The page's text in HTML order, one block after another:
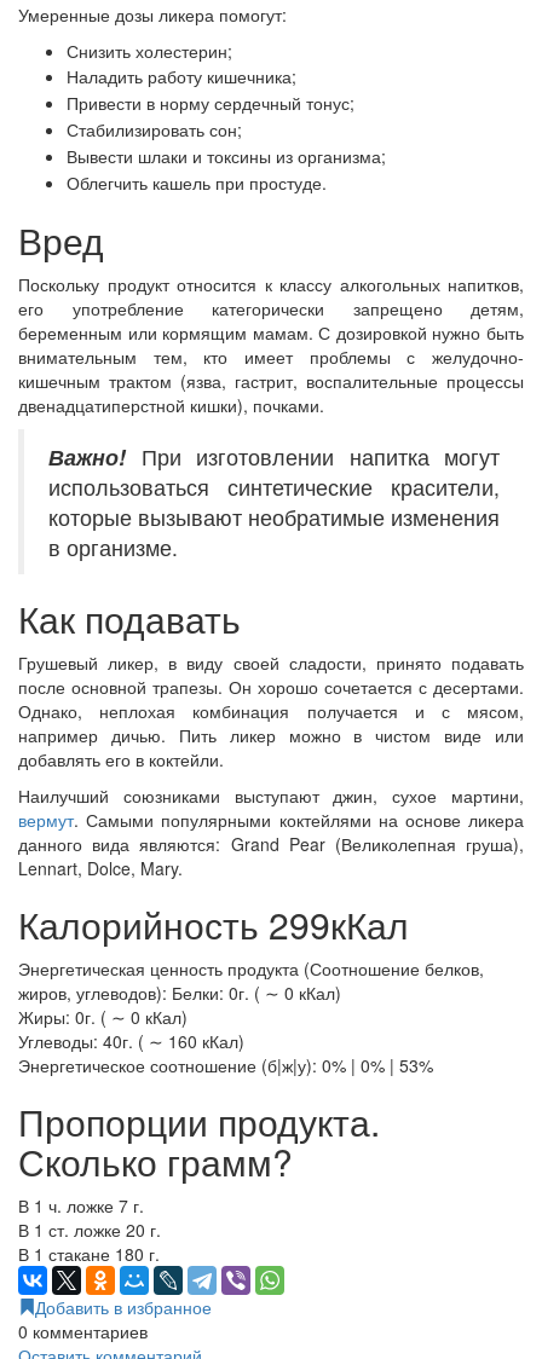
Умеренные дозы ликера помогут:
Снизить холестерин;
Наладить работу кишечника;
Привести в норму сердечный тонус;
Стабилизировать сон;
Вывести шлаки и токсины из организма;
Облегчить кашель при простуде.
Вред
Поскольку продукт относится к классу алкогольных напитков,
его употребление категорически запрещено детям,
беременным или кормящим мамам. С дозировкой нужно быть
внимательным тем, кто имеет проблемы с желудочно-
кишечным трактом (язва, гастрит, воспалительные процессы
двенадцатиперстной кишки), почками.
Важно!При изготовлении напитка могут
использоваться синтетические красители,
которые вызывают необратимые изменения
в организме.
Как подавать
Грушевый ликер, в виду своей сладости, принято подавать
после основной трапезы. Он хорошо сочетается с десертами.
Однако, неплохая комбинация получается и с мясом,
например дичью. Пить ликер можно в чистом виде или
добавлять его в коктейли.
Наилучший союзниками выступают джин, сухое мартини,
вермут. Самыми популярными коктейлями на основе ликера
данного вида являются: Grand Pear (Великолепная груша),
Lennart, Dolce, Mary.
Калорийность 299кКал
Энергетическая ценность продукта (Соотношение белков,
жиров, углеводов): Белки: 0г. ( ∼ 0 кКал)
Жиры: 0г. ( ∼ 0 кКал)
Углеводы: 40г. ( ∼ 160 кКал)
Энергетическое соотношение (б|ж|у): 0% | 0% | 53%
Пропорции продукта.
Сколько грамм?
В 1 ч. ложке 7 г.
В 1 ст. ложке 20 г.
В 1 стакане 180 г.
Добавить в избранное
0 комментариев